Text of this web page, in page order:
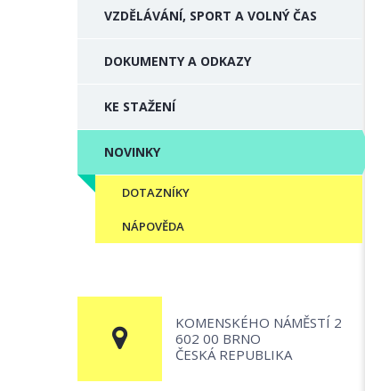
VZDĚLÁVÁNÍ, SPORT A VOLNÝ ČAS
DOKUMENTY A ODKAZY
KE STAŽENÍ
NOVINKY
DOTAZNÍKY
NÁPOVĚDA
KOMENSKÉHO NÁMĚSTÍ 2
602 00 BRNO
ČESKÁ REPUBLIKA